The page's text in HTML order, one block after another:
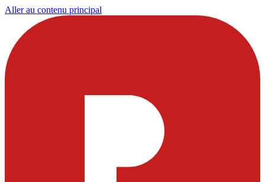
Aller au contenu principal